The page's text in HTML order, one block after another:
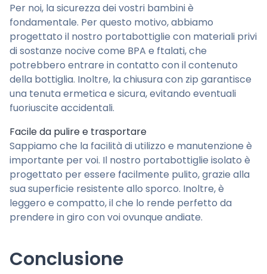
Per noi, la sicurezza dei vostri bambini è
fondamentale. Per questo motivo, abbiamo
progettato il nostro portabottiglie con materiali privi
di sostanze nocive come BPA e ftalati, che
potrebbero entrare in contatto con il contenuto
della bottiglia. Inoltre, la chiusura con zip garantisce
una tenuta ermetica e sicura, evitando eventuali
fuoriuscite accidentali.
Facile da pulire e trasportare
Sappiamo che la facilità di utilizzo e manutenzione è
importante per voi. Il nostro portabottiglie isolato è
progettato per essere facilmente pulito, grazie alla
sua superficie resistente allo sporco. Inoltre, è
leggero e compatto, il che lo rende perfetto da
prendere in giro con voi ovunque andiate.
Conclusione